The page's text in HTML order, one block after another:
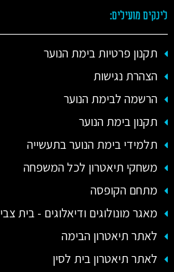
לינקים מועילים:
תקנון פרטיות בימת הנוער
הצהרת נגישות
הרשמה לבימת הנוער
תקנון בימת הנוער
תלמידי בימת הנוער בתעשייה
משחקי תיאטרון לכל המשפחה
מתחם הקופסה
מאגר מונולוגים ודיאלוגים - בית צבי
לאתר תיאטרון הבימה
לאתר תיאטרון בית לסין